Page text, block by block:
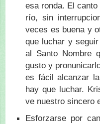
esa ronda. El
río, sin
veces es buena y
que luchar y
al Santo Nombre
gusto y
es fácil alcanzar
hay que luchar.
ve nuestro sincero
Esforzarse por